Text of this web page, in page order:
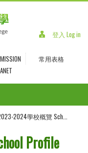
登入 Log in
常用表格
2024學校概覽 Sch...
Profile